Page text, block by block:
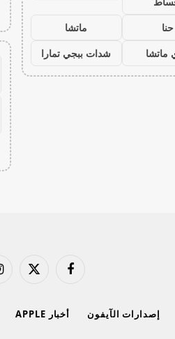
حنا
ماتشا
ماتشا
شدات ببجي تمارا
فيسبوك
X
إصدارات الآيفون أخبار APPLE